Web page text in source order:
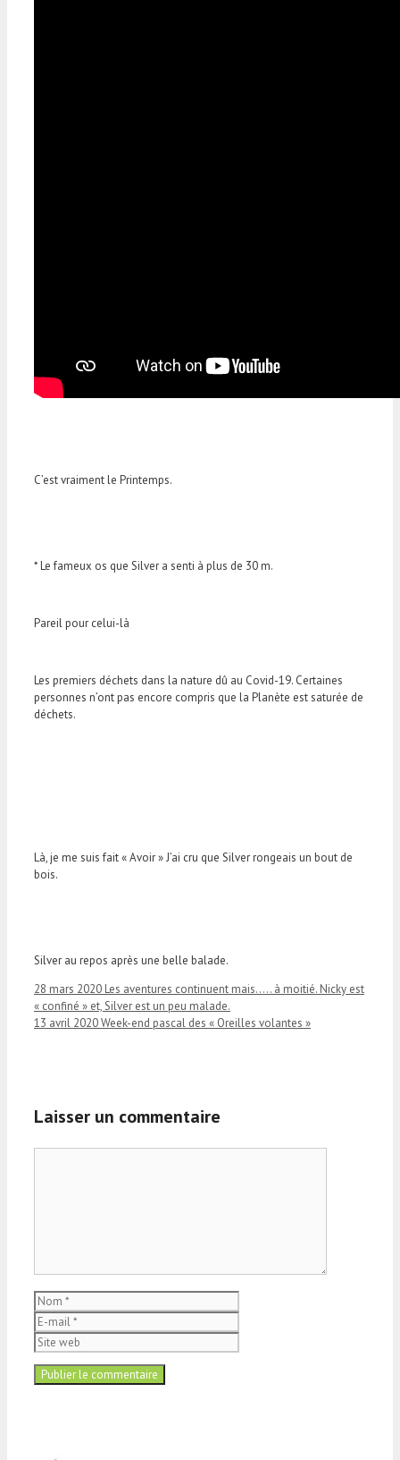
C’est vraiment le Printemps.
* Le fameux os que Silver a senti à plus de 30 m.
Pareil pour celui-là
Les premiers déchets dans la nature dû au Covid-19. Certaines
personnes n’ont pas encore compris que la Planète est saturée de
déchets.
Là, je me suis fait « Avoir » J’ai cru que Silver rongeais un bout de
bois.
Silver au repos après une belle balade.
28 mars 2020 Les aventures continuent mais….. à moitié. Nicky est
« confiné » et, Silver est un peu malade.
13 avril 2020 Week-end pascal des « Oreilles volantes »
Laisser un commentaire
Nom
mail
web